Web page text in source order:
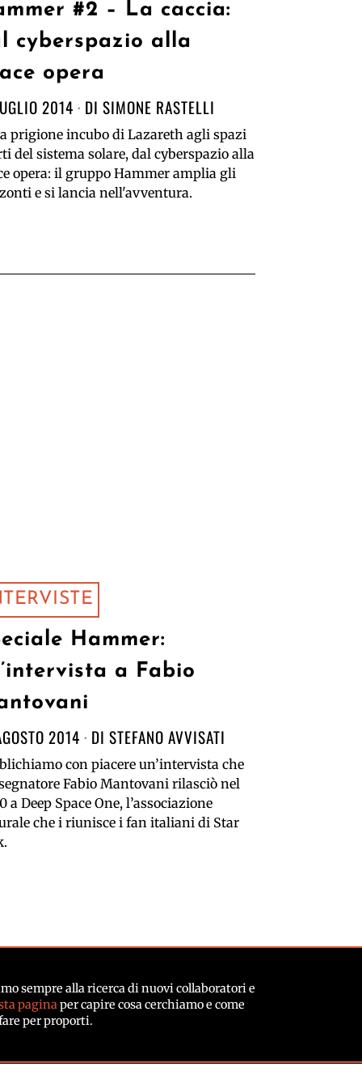
#2 – La caccia:
cyberspazio alla
opera
2014 DISIMONE RASTELLI
prigione incubo di Lazareth agli spazi
del sistema solare, dal cyberspazio alla
opera: il gruppo Hammer amplia gli
e si lancia nell'avventura.
Hammer:
a Fabio
2014 DISTEFANO AVVISATI
con piacere un’intervista che
Fabio Mantovani rilasciò nel
a Deep Space One, l’associazione
che i riunisce i fan italiani di Star
sempre alla ricerca di nuovi collaboratori e
paginaper capire cosa cerchiamo e come
per proporti.